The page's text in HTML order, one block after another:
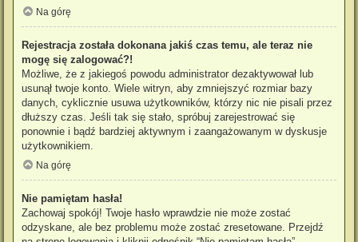
Na górę
Rejestracja została dokonana jakiś czas temu, ale teraz nie
mogę się zalogować?!
Możliwe, że z jakiegoś powodu administrator dezaktywował lub
usunął twoje konto. Wiele witryn, aby zmniejszyć rozmiar bazy
danych, cyklicznie usuwa użytkowników, którzy nic nie pisali przez
dłuższy czas. Jeśli tak się stało, spróbuj zarejestrować się
ponownie i bądź bardziej aktywnym i zaangażowanym w dyskusje
użytkownikiem.
Na górę
Nie pamiętam hasła!
Zachowaj spokój! Twoje hasło wprawdzie nie może zostać
odzyskane, ale bez problemu może zostać zresetowane. Przejdź